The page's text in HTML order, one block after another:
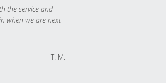
the service and
when we are next
T. M.